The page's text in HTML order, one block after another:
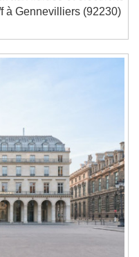
liveLIVE
subtitles
fluides et electricité